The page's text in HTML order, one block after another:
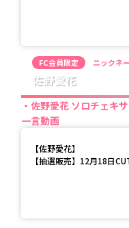
FC会員限定 ニックネ
佐野愛花
佐野愛花 ソロチェキ
一言動画
【佐野愛花】
【抽選販売】12月18日